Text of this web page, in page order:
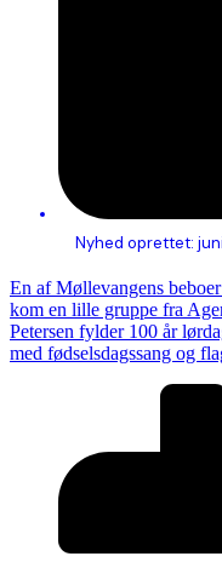
Nyhed oprettet:
En af Møllevangens
kom en lille gruppe fra
Petersen fylder 100 år
med fødselsdagssang og